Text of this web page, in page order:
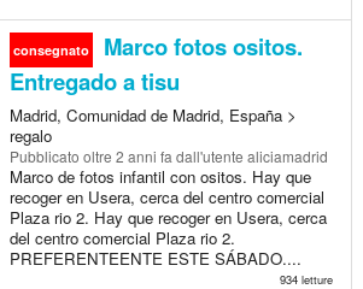
consegnato
Marco fotos ositos.
Entregado a tisu
Madrid, Comunidad de Madrid, España >
regalo
Pubblicato oltre 2 anni fa dall'utente aliciamadrid
Marco de fotos infantil con ositos. Hay que
recoger en Usera, cerca del centro comercial
Plaza rio 2. Hay que recoger en Usera, cerca
del centro comercial Plaza rio 2.
PREFERENTEENTE ESTE SÁBADO....
934 letture